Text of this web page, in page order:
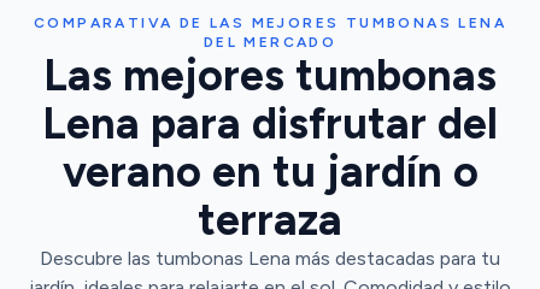
COMPARATIVA DE LAS MEJORES TUMBONAS LENA
DEL MERCADO
Las mejores tumbonas
Lena para disfrutar del
verano en tu jardín o
terraza
Descubre las tumbonas Lena más destacadas para tu